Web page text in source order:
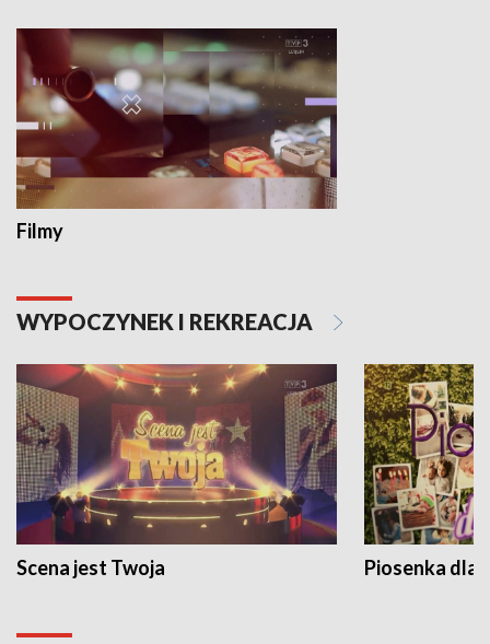
Filmy
WYPOCZYNEK I REKREACJA
Scena jest Twoja Piosenka dla